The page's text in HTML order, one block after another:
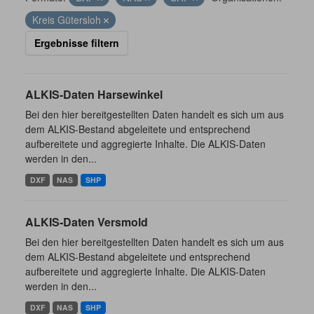
Kreis Gütersloh
Ergebnisse filtern
ALKIS-Daten Harsewinkel
Bei den hier bereitgestellten Daten handelt es sich um aus
dem ALKIS-Bestand abgeleitete und entsprechend
aufbereitete und aggregierte Inhalte. Die ALKIS-Daten
werden in den...
DXF NAS SHP
ALKIS-Daten Versmold
Bei den hier bereitgestellten Daten handelt es sich um aus
dem ALKIS-Bestand abgeleitete und entsprechend
aufbereitete und aggregierte Inhalte. Die ALKIS-Daten
werden in den...
DXF NAS SHP